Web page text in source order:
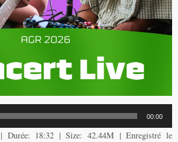
00:00
| Durée: 18:32 | Size: 42.44M | Enregistré le